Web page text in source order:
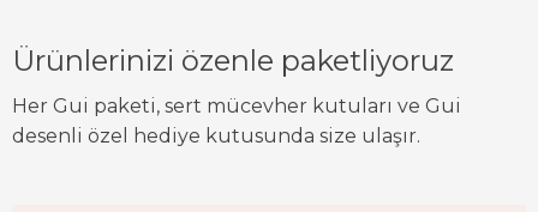
Ürünlerinizi özenle paketliyoruz
Her Gui paketi, sert mücevher kutuları ve Gui
desenli özel hediye kutusunda size ulaşır.